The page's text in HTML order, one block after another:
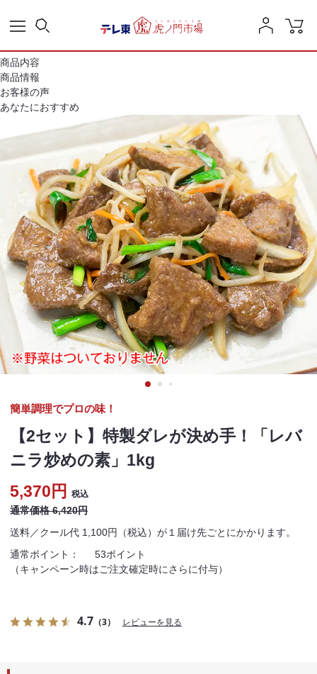
商品内容
商品情報
お客様の声
あなたにおすすめ
【2セット】特製ダレが決め手！「レバ
ニラ炒めの素」1kg
簡単調理でプロの味！
5,370円 税込
通常価格 6,420円
通常ポイント：
53ポイント
（キャンペーン時はご注文確定時にさらに付与）
送料／クール代 1,100円（税込）が１届け先ごとにかかります。
4.7 （3） レビューを見る